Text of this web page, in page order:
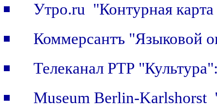
Утро.ru "Контурная
Коммерсантъ "Языковой
Телеканал РТР
Museum Berlin-Karlshorst